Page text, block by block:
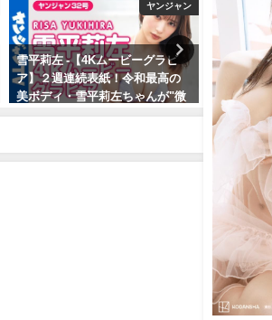
ヤンジャン
雪平莉左 -【4Kムービーグラビ
ア】２週連続表紙！令和最高の
美ボディ・雪平莉左ちゃんが"微
笑みの国"タイで魅せる女神の微
着撮影に最高画質で没入密着！
【バニー
こがTV
鬱』劇中
神カバー
10/17/2024